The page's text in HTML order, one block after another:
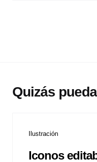
Quizás
Ilustración
Iconos